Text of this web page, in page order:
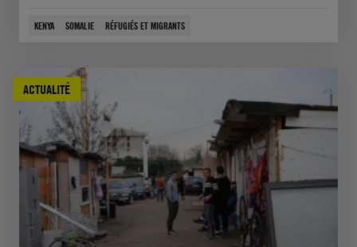
KENYA SOMALIE RÉFUGIÉS ET MIGRANTS
ACTUALITÉ